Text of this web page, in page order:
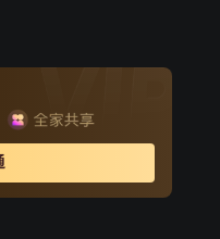
的货轮及油轮。英国
沉溺。